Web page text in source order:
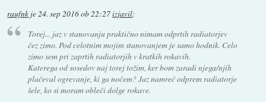
raufnk je24. sep 2016 ob 22:27izjavil:
Torej... jaz v stanovanju praktično nimam odprtih radiatorjev
čez zimo. Pod celotnim mojim stanovanjem je samo hodnik. Celo
zimo sem pri zaprtih radiatorjih v kratkih rokavih.
Katerega od sosedov naj torej tožim, ker bom zaradi njega/njih
plačeval ogrevanje, ki ga nočem? Jaz namreč odprem radiatorje
šele, ko si moram obleči dolge rokave.